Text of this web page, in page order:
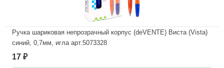
Ручка шариковая непрозрачный корпус (deVENTE) Виста (Vista)
синий, 0,7мм, игла арт.5073328
В наличии
17 ₽